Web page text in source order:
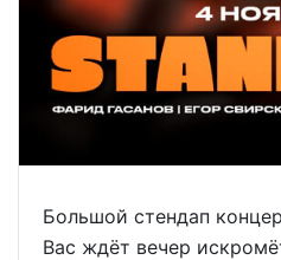
Большой стендап
Вас ждёт вечер